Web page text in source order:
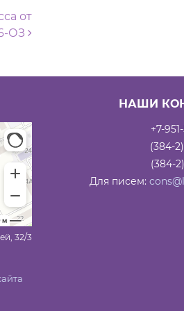
от
ОЗ
32/3
НАШИ
+7-
(384-
(384-
Для писем: